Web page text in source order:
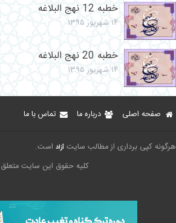
خطبه 12 نهج البلاغه
۱۴ شهریور ۱۳۹۵
خطبه 20 نهج البلاغه
۱۴ شهریور ۱۳۹۵
صفحه اصلی درباره ما تماس با ما
هرگونه کپی برداری از مطالب سایت آزاد است.
کلیه حقوق این سایت